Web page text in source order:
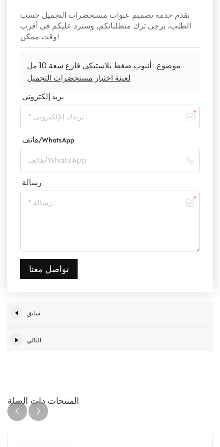
نقدم خدمة تصميم عبوات مستحضرات التجميل حسب
الطلب، يرجى ترك متطلباتكم، وسنرد عليكم في أقرب
وقت ممكن!
موضوع :
أنبوب ضغط بلاستيكي فارغ سعة 10 مل
لعينة اختبار مستحضرات التجميل
بريد إلكتروني
هاتف/WhatsApp
رسالة
تواصل معنا
سابق
التالي
المنتجات ذات الصلة